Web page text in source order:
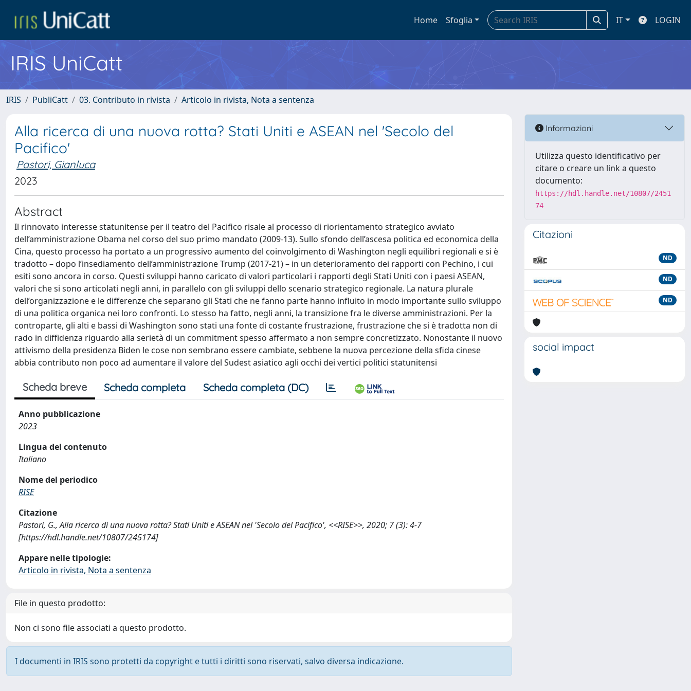
Home Sfoglia IT LOGIN
IRIS UniCatt
IRIS PubliCatt 03. Contributo in rivista Articolo in rivista, Nota a sentenza
Alla ricerca di una nuova rotta? Stati Uniti e ASEAN nel 'Secolo del
Pacifico'
Pastori, Gianluca
2023
Abstract
Il rinnovato interesse statunitense per il teatro del Pacifico risale al processo di riorientamento strategico avviato
dell’amministrazione Obama nel corso del suo primo mandato (2009-13). Sullo sfondo dell’ascesa politica ed economica della
Cina, questo processo ha portato a un progressivo aumento del coinvolgimento di Washington negli equilibri regionali e si è
tradotto – dopo l’insediamento dell’amministrazione Trump (2017-21) – in un deterioramento dei rapporti con Pechino, i cui
esiti sono ancora in corso. Questi sviluppi hanno caricato di valori particolari i rapporti degli Stati Uniti con i paesi ASEAN,
valori che si sono articolati negli anni, in parallelo con gli sviluppi dello scenario strategico regionale. La natura plurale
dell’organizzazione e le differenze che separano gli Stati che ne fanno parte hanno influito in modo importante sullo sviluppo
di una politica organica nei loro confronti. Lo stesso ha fatto, negli anni, la transizione fra le diverse amministrazioni. Per la
controparte, gli alti e bassi di Washington sono stati una fonte di costante frustrazione, frustrazione che si è tradotta non di
rado in diffidenza riguardo alla serietà di un commitment spesso affermato a non sempre concretizzato. Nonostante il nuovo
attivismo della presidenza Biden le cose non sembrano essere cambiate, sebbene la nuova percezione della sfida cinese
abbia contributo non poco ad aumentare il valore del Sudest asiatico agli occhi dei vertici politici statunitensi
Scheda breve Scheda completa Scheda completa (DC)
Anno pubblicazione
2023
Lingua del contenuto
Italiano
Nome del periodico
RISE
Citazione
Pastori, G., Alla ricerca di una nuova rotta? Stati Uniti e ASEAN nel 'Secolo del Pacifico', <<RISE>>, 2020; 7 (3): 4-7
[https://hdl.handle.net/10807/245174]
Appare nelle tipologie:
Articolo in rivista, Nota a sentenza
File in questo prodotto:
Non ci sono file associati a questo prodotto.
I documenti in IRIS sono protetti da copyright e tutti i diritti sono riservati, salvo diversa indicazione.
Informazioni
Utilizza questo identificativo per
citare o creare un link a questo
documento:
https://hdl.handle.net/10807/2451
74
Citazioni
ND
ND
ND
social impact